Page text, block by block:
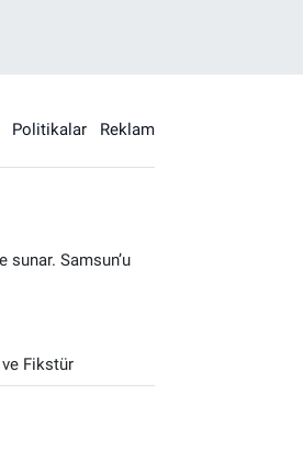
Politikalar Reklam
Samsun’u
Fikstür